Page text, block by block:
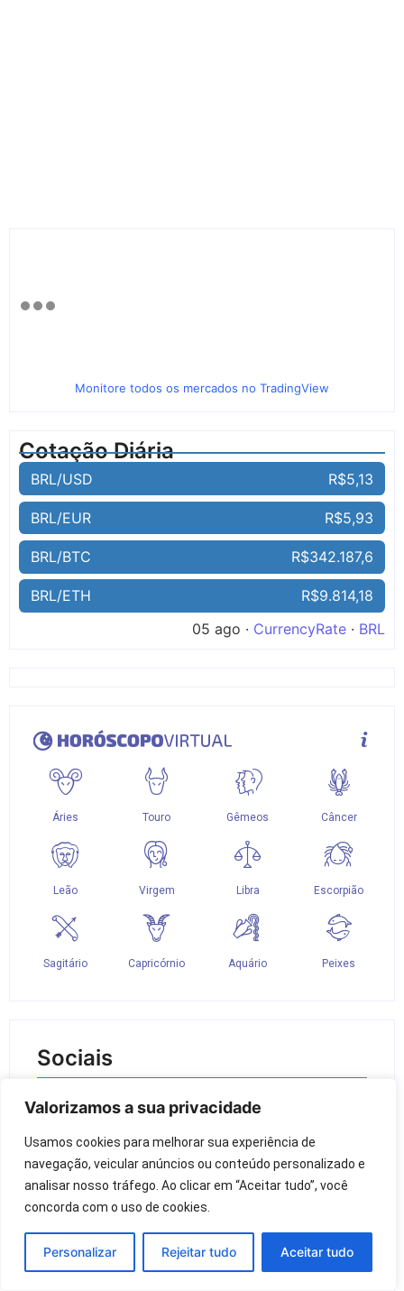
Valorizamos a sua privacidade
Usamos cookies para melhorar sua experiência de
navegação, veicular anúncios ou conteúdo personalizado e
analisar nosso tráfego. Ao clicar em “Aceitar tudo”, você
concorda com o uso de cookies.
Personalizar Rejeitar tudo Aceitar tudo
Monitore todos os mercados no TradingView
Cotação Diária
BRL/USD R$5,13
BRL/EUR R$5,93
BRL/BTC R$342.187,6
BRL/ETH
R$9.814,18
05 ago · CurrencyRate · BRL
Sociais
Ferreira